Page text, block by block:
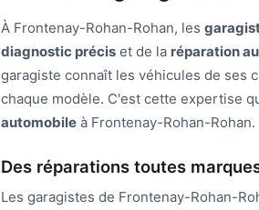
À Frontenay-Rohan-Rohan, les
diagnostic précis et de la réparation
garagiste connaît les véhicules de ses
chaque modèle. C'est cette expertise
automobile à Frontenay-Rohan-Rohan.
Des réparations toutes
Les garagistes de Frontenay-Rohan-